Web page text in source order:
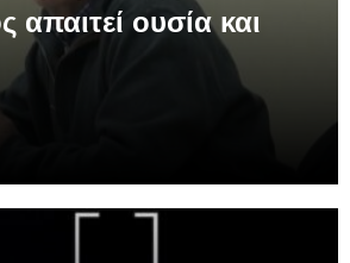
απαιτεί ουσία και